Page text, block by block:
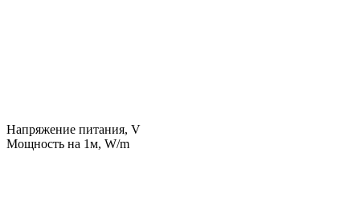
Напряжение питания, V
Мощность на 1м, W/m